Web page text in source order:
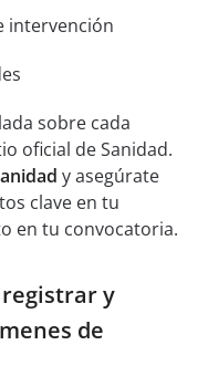
intervención
sobre cada
oficial de Sanidad.
y asegúrate
clave en tu
en tu convocatoria.
registrar y
de